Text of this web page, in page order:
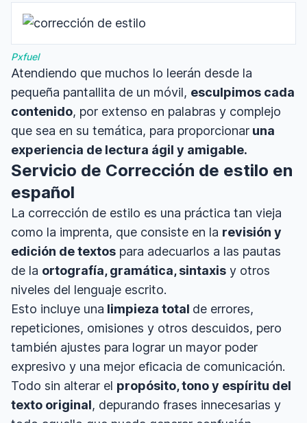
Pxfuel
Atendiendo que muchos lo leerán desde la
pequeña pantallita de un móvil, esculpimos cada
contenido, por extenso en palabras y complejo
que sea en su temática, para proporcionar una
experiencia de lectura ágil y amigable.
Servicio de Corrección de estilo en
español
La corrección de estilo es una práctica tan vieja
como la imprenta, que consiste en la revisión y
edición de textos para adecuarlos a las pautas
de la ortografía, gramática, sintaxis y otros
niveles del lenguaje escrito.
Esto incluye una limpieza total de errores,
repeticiones, omisiones y otros descuidos, pero
también ajustes para lograr un mayor poder
expresivo y una mejor eficacia de comunicación.
Todo sin alterar el propósito, tono y espíritu del
texto original, depurando frases innecesarias y